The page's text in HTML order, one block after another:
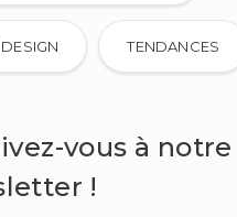
TENDANCES
vous à notre
!